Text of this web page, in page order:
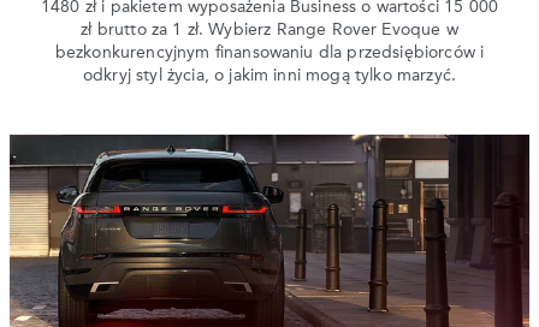
1480 zł i pakietem wyposażenia Business o wartości 15 000
zł brutto za 1 zł. Wybierz Range Rover Evoque w
bezkonkurencyjnym finansowaniu dla przedsiębiorców i
odkryj styl życia, o jakim inni mogą tylko marzyć.